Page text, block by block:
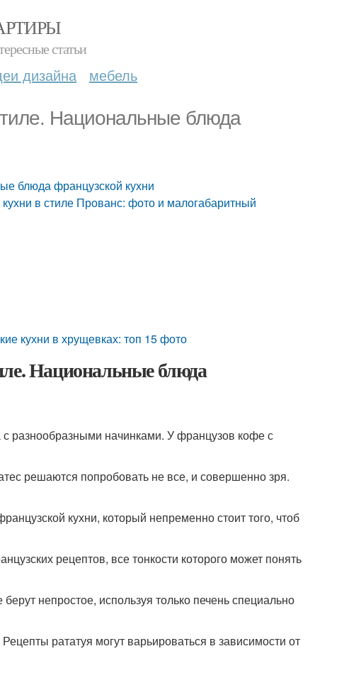
статьи
дизайна мебель
Национальные блюда
блюда французской кухни
в стиле Прованс: фото и малогабаритный
кухни в хрущевках: топ 15 фото
Национальные блюда
разнообразными начинками. У французов кофе с
решаются попробовать не все, и совершенно зря.
кухни, который непременно стоит того, чтоб
рецептов, все тонкости которого может понять
непростое, используя только печень специально
рататуя могут варьироваться в зависимости от